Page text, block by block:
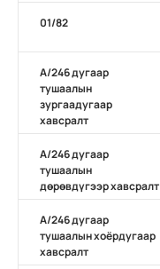
01/82
А/246 дугаар
тушаалын
зургаадугаар
хавсралт
А/246 дугаар
тушаалын
дөрөвдүгээр хавсралт
А/246 дугаар
тушаалын хоёрдугаар
хавсралт